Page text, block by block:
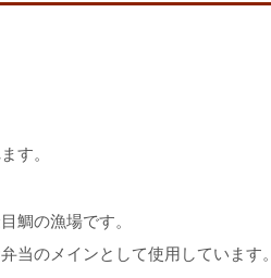
す。
鯛の漁場です。
当のメインとして使用しています。